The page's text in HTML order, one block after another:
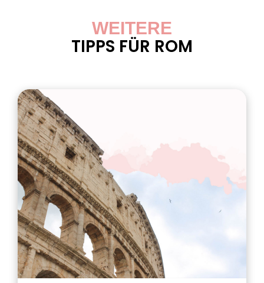
WEITERE
TIPPS FÜR ROM